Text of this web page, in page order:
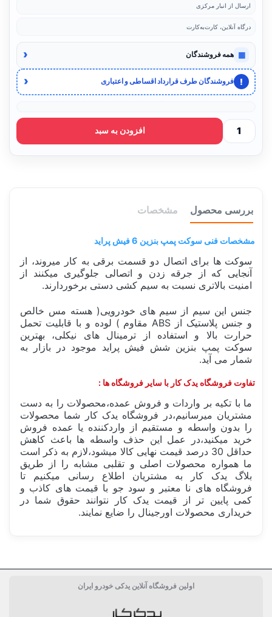
ارسال از انبار مرکزی
درگاه آنلاین، کارت‌به‌کارت
▦ همه فروشندگان ‹
! فروشندگان طرف قرارداد اقساطی و اعتباری ‹
افزودن به سبد
بررسی محصول مشخصات
مشخصات فنی سوکت پمپ بنزین 6 فیش پراید
سوکت ها برای اتصال دو قسمت برقی به کار میروند، از
آنجایی که از جرقه زدن و اتصالی جلوگیری میکنند از
امنیت بالاتری نسبت به سیم کشی دستی برخوردارند.
جنس این سیم از سیم های خودرویی( هسته مس خالص
و جنس پلاستیک از ABS مقاوم ) لوده و با قابلیت تحمل
حرارت بالا و استفاده از ترمینال های نیکلی، بهترین
سوکت پمپ بنزین شش فیش پراید موجود در بازار به
شمار می آید.
تفاوت فروشگاه یدک کار با سایر فروشگاه ها :
ما با تکیه بر واردات و فروش عمده،محصولات را به دست
مشتریان میرسانیم،در فروشگاه یدک کار شما محصولات
را بدون واسطه و مستقیم از واردکننده یا عمده فروش
خرید میکنید،در عمل این حذف واسطه ها باعث کاهش
حداقل 30 درصد قیمت نهایی کالا میشود،لازم به ذکر است
ما همواره محصولات اصلی و تقلبی مشابه را از طریق
بلاگ یدک کار به مشتریان اطلاع رسانی میکنیم تا
فروشگاه های نا معتبر و سود جو با قیمت های کاذب و
کمی پایین تر از قیمت یدک کار نتوانند حقوق شما در
خریداری محصولات اورجینال را ضایع نمایند.
جعبه تکی
برق خودرو
اولین فروشگاه آنلاین یدکی خودرو ایران